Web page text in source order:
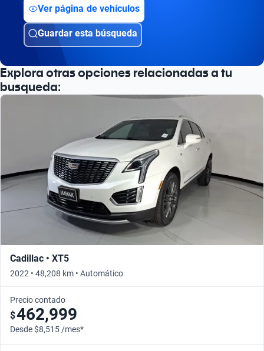
Ver página de vehículos
Guardar esta búsqueda
Explora otras opciones relacionadas a tu
busqueda:
Cadillac • XT5
2022 • 48,208 km • Automático
Precio contado
$462,999
Desde $8,515 /mes*